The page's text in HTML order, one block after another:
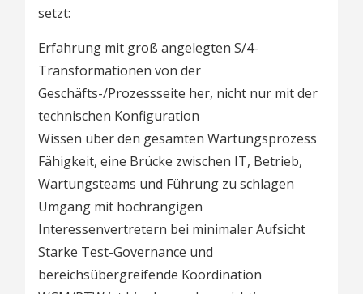
setzt:
Erfahrung mit groß angelegten S/4-
Transformationen von der
Geschäfts-/Prozessseite her, nicht nur mit der
technischen Konfiguration
Wissen über den gesamten Wartungsprozess
Fähigkeit, eine Brücke zwischen IT, Betrieb,
Wartungsteams und Führung zu schlagen
Umgang mit hochrangigen
Interessenvertretern bei minimaler Aufsicht
Starke Test-Governance und
bereichsübergreifende Koordination